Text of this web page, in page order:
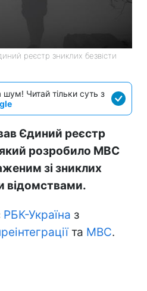
реєстр зниклих безвісти
Читай тільки суть з
Єдиний реєстр
який розробило МВС
зі зниклих
відомствами.
РБК-Україна з
та МВС.